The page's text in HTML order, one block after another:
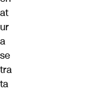
at
ur
a
se
tra
ta